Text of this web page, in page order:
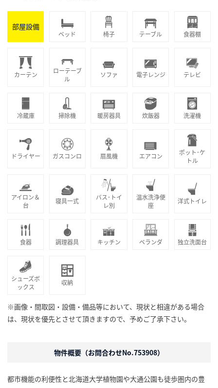
部屋設備
ベッド 椅子 テーブル 食器棚
カーテン
ローテーブ
ル
ソファ 電子レンジ テレビ
冷蔵庫 掃除機 暖房器具 炊飯器 洗濯機
ドライヤー ガスコンロ 扇風機 エアコン
ポット･ケ
トル
アイロン＆
台
寝具一式
バス･トイ
レ別
温水洗浄便
座
洋式トイレ
食器 調理器具 キッチン ベランダ 独立洗面台
シューズボ
ックス
収納
※画像・間取図・設備・備品等において、現状と相違がある場合
は、現状を優先とさせて頂きますので、予めご了承下さい。
物件概要（お問合わせNo.753908）
都市機能の利便性と北海道大学植物園や大通公園も徒歩圏内の豊